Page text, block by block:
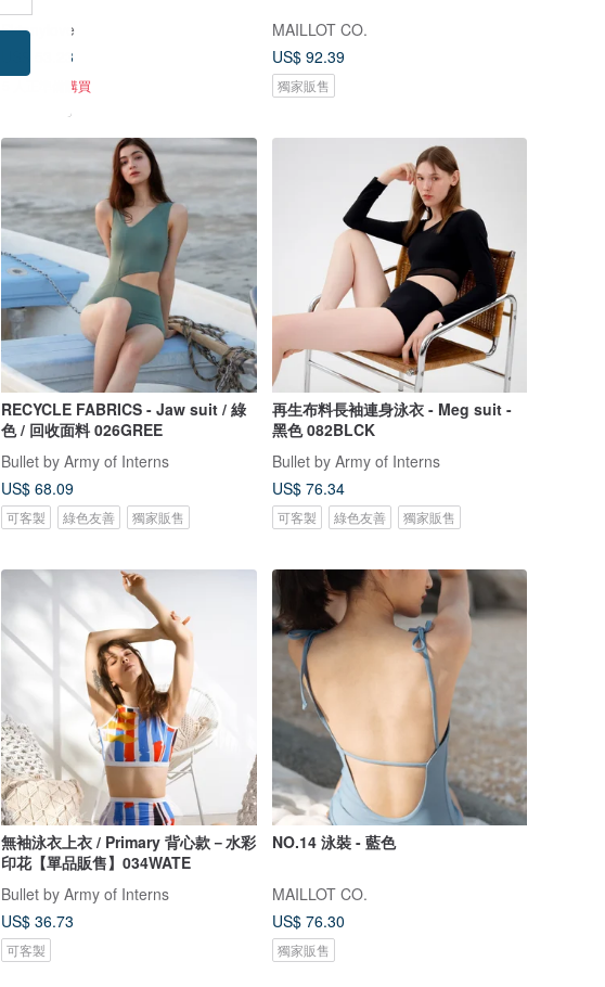
Skinnylove
US$ 53.23
5 人正準備購買
MAILLOT CO.
US$ 92.39
獨家販售
RECYCLE FABRICS - Jaw suit / 綠
色 / 回收面料 026GREE
Bullet by Army of Interns
US$ 68.09
可客製 綠色友善 獨家販售
再生布料長袖連身泳衣 - Meg suit -
黑色 082BLCK
Bullet by Army of Interns
US$ 76.34
可客製 綠色友善 獨家販售
無袖泳衣上衣 / Primary 背心款－水彩
印花【單品販售】034WATE
Bullet by Army of Interns
US$ 36.73
可客製
NO.14 泳裝 - 藍色
MAILLOT CO.
US$ 76.30
獨家販售